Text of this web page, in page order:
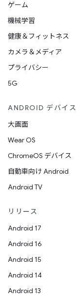
ゲーム
機械学習
健康＆フィットネス
カメラ＆メディア
プライバシー
5G
ANDROID デバイス
大画面
Wear OS
ChromeOS デバイス
自動車向け Android
Android TV
リリース
Android 17
Android 16
Android 15
Android 14
Android 13